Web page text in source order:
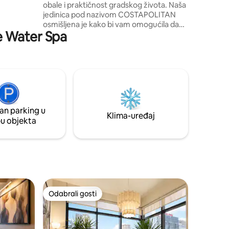
obale i praktičnost gradskog života. Naša
jedinica pod nazivom COSTAPOLITAN
osmišljena je kako bi vam omogućila da
osjetite moderan život s nagovještajem
luksuzne obale. Uživajte u elegantnom
Mandaluyong. Nalazi se uz EDSA-u i
udaljen je pješice od Megamalla,
Shangrile i Greenfield Districta. To je u
blizini CBD područja, npr. Ortigas, Makati i
Water Spa
parking u
objekta
Klima-uređaj
Odabrali gosti
Odabrali gosti